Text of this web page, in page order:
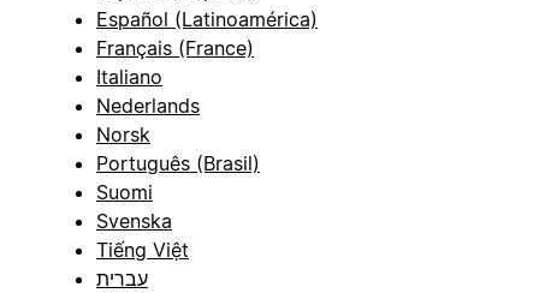
Español (Latinoamérica)
Français (France)
Italiano
Nederlands
Norsk
Português (Brasil)
Suomi
Svenska
Tiếng Việt
עברית